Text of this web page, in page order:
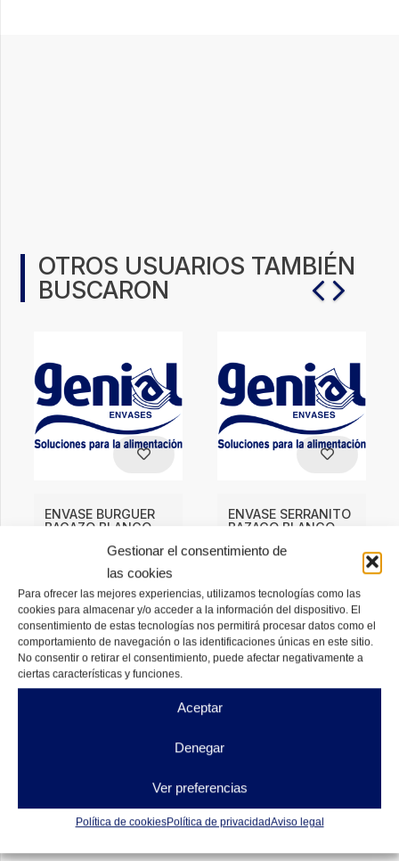
Gestionar el consentimiento de
las cookies
Para ofrecer las mejores experiencias, utilizamos tecnologías como las
cookies para almacenar y/o acceder a la información del dispositivo. El
consentimiento de estas tecnologías nos permitirá procesar datos como el
comportamiento de navegación o las identificaciones únicas en este sitio.
No consentir o retirar el consentimiento, puede afectar negativamente a
ciertas características y funciones.
Aceptar
Denegar
Ver preferencias
Política de cookiesPolítica de privacidadAviso legal
OTROS USUARIOS TAMBIÉN
BUSCARON
ENVASE BURGUER
BAGAZO BLANCO
DESDE
DISPONIBLES
ENVASE SERRANITO
BAZAGO BLANCO
4,77€
DISPONIBLES